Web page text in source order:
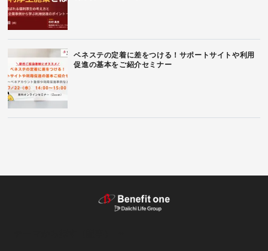
ベネステの定着に差をつける！サポートサイトや利用
促進の基本をご紹介セミナー